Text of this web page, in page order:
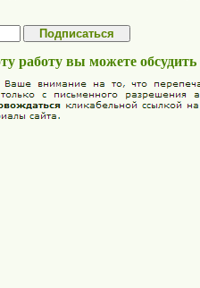
работу вы можете